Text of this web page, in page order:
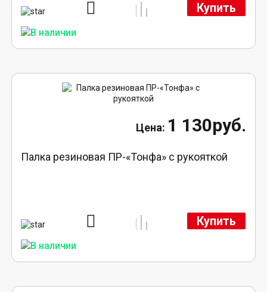
Купить
1 130руб.
Палка резиновая ПР-«Тонфа» с рукояткой
Купить